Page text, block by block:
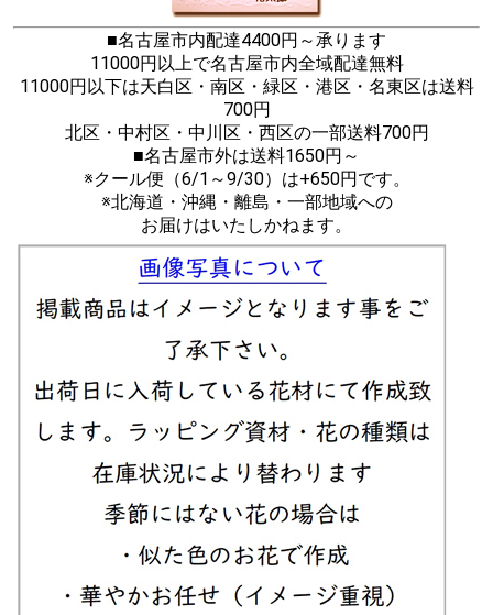
■名古屋市内配達4400円～承ります
11000円以上で名古屋市内全域配達無料
11000円以下は天白区・南区・緑区・港区・名東区は送料
700円
北区・中村区・中川区・西区の一部送料700円
■名古屋市外は送料1650円～
※クール便（6/1～9/30）は+650円です。
※北海道・沖縄・離島・一部地域への
お届けはいたしかねます。